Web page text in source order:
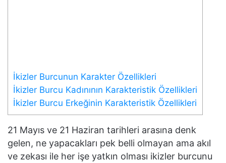
İkizler Burcunun Karakter Özellikleri
İkizler Burcu Kadınının Karakteristik Özellikleri
İkizler Burcu Erkeğinin Karakteristik Özellikleri
21 Mayıs ve 21 Haziran tarihleri arasına denk
gelen, ne yapacakları pek belli olmayan ama akıl
ve zekası ile her işe yatkın olması ikizler burcunu